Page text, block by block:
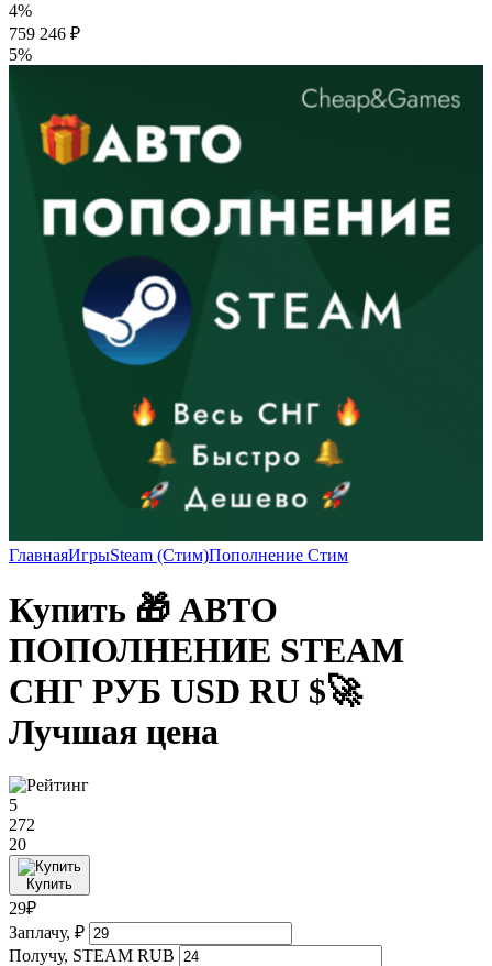
4%
759 246 ₽
5%
ГлавнаяИгрыSteam (Стим)Пополнение Стим
Купить 🎁 АВТО
ПОПОЛНЕНИЕ STEAM
СНГ РУБ USD RU $🚀
Лучшая цена
5
272
20
Купить
29₽
Заплачу, ₽
Получу, STEAM RUB